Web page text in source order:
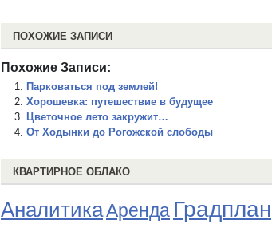
ПОХОЖИЕ ЗАПИСИ
Похожие Записи:
Парковаться под землей!
Хорошевка: путешествие в будущее
Цветочное лето закружит…
От Ходынки до Рогожской слободы
КВАРТИРНОЕ ОБЛАКО
АналитикаАренда Градплан